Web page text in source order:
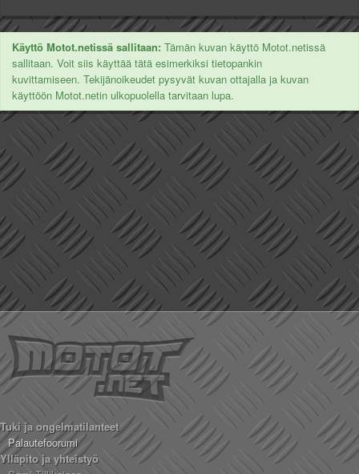
Käyttö Motot.netissä sallitaan: Tämän kuvan käyttö Motot.netissä
sallitaan. Voit siis käyttää tätä esimerkiksi tietopankin
kuvittamiseen. Tekijänoikeudet pysyvät kuvan ottajalla ja kuvan
käyttöön Motot.netin ulkopuolella tarvitaan lupa.
Tuki ja ongelmatilanteet
Palautefoorumi
Ylläpito ja yhteistyö